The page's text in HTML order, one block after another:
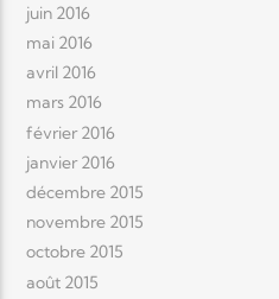
juin 2016
mai 2016
avril 2016
mars 2016
février 2016
janvier 2016
décembre 2015
novembre 2015
octobre 2015
août 2015